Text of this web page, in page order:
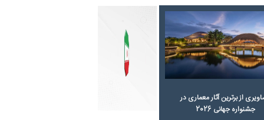
از برترین آثار معماری در
جشنواره جهانی 2026